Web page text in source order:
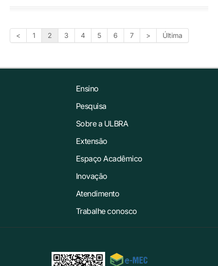
< 1 2 3 4 5 6 7 > Última
Ensino
Pesquisa
Sobre a ULBRA
Extensão
Espaço Acadêmico
Inovação
Atendimento
Trabalhe conosco